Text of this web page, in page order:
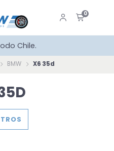
0
Chile.
BMW X6 35d